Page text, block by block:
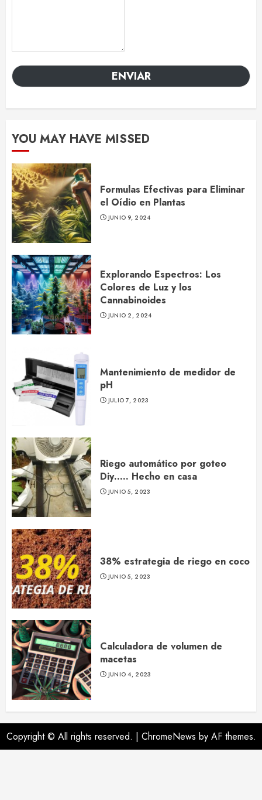
ENVIAR
YOU MAY HAVE MISSED
Formulas Efectivas para Eliminar
el Oídio en Plantas
JUNIO 9, 2024
Explorando Espectros: Los
Colores de Luz y los
Cannabinoides
JUNIO 2, 2024
Mantenimiento de medidor de
pH
JULIO 7, 2023
Riego automático por goteo
Diy….. Hecho en casa
JUNIO 5, 2023
38% estrategia de riego en coco
JUNIO 5, 2023
Calculadora de volumen de
macetas
JUNIO 4, 2023
Copyright © All rights reserved. | ChromeNews by AF themes.